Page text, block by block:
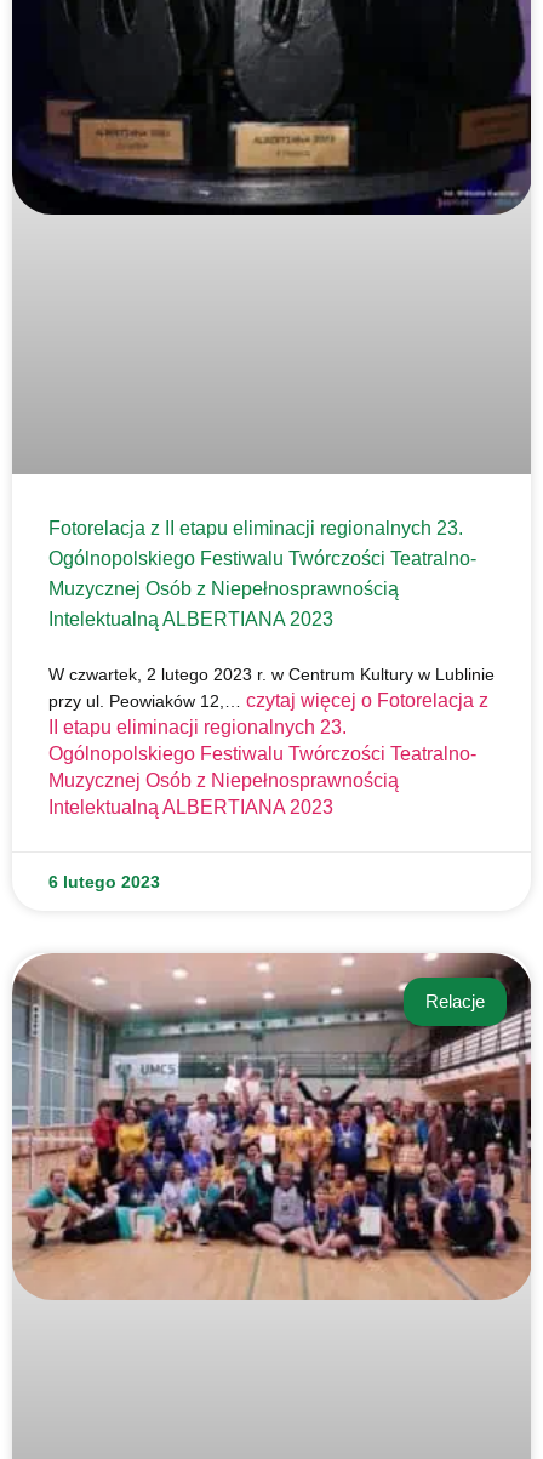
Fotorelacja z II etapu eliminacji regionalnych 23.
Ogólnopolskiego Festiwalu Twórczości Teatralno-
Muzycznej Osób z Niepełnosprawnością
Intelektualną ALBERTIANA 2023
W czwartek, 2 lutego 2023 r. w Centrum Kultury w Lublinie
przy ul. Peowiaków 12,… czytaj więcej o Fotorelacja z
II etapu eliminacji regionalnych 23.
Ogólnopolskiego Festiwalu Twórczości Teatralno-
Muzycznej Osób z Niepełnosprawnością
Intelektualną ALBERTIANA 2023
6 lutego 2023
Relacje